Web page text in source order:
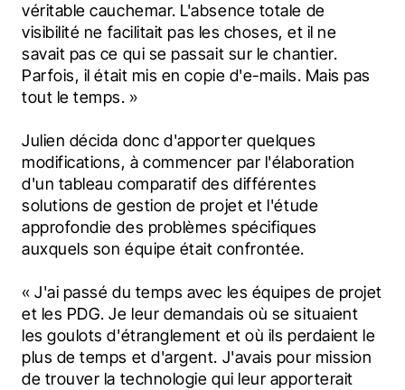
véritable cauchemar. L'absence totale de
visibilité ne facilitait pas les choses, et il ne
savait pas ce qui se passait sur le chantier.
Parfois, il était mis en copie d'e-mails. Mais pas
tout le temps. »
Julien décida donc d'apporter quelques
modifications, à commencer par l'élaboration
d'un tableau comparatif des différentes
solutions de gestion de projet et l'étude
approfondie des problèmes spécifiques
auxquels son équipe était confrontée.
« J'ai passé du temps avec les équipes de projet
et les PDG. Je leur demandais où se situaient
les goulots d'étranglement et où ils perdaient le
plus de temps et d'argent. J'avais pour mission
de trouver la technologie qui leur apporterait